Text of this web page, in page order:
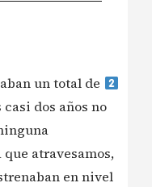
un total de
dos años no
atravesamos,
en nivel